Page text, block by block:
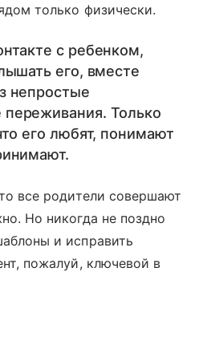
только физически.
с ребенком,
его, вместе
непростые
Только
его любят, понимают
все родители совершают
Но никогда не поздно
и исправить
пожалуй, ключевой в